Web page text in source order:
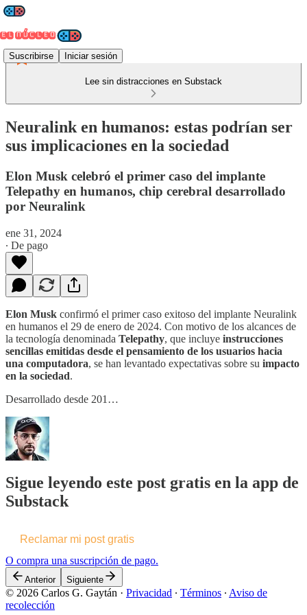
Suscribirse Iniciar sesión
Lee sin distracciones en Substack
Neuralink en humanos: estas podrían ser
sus implicaciones en la sociedad
Elon Musk celebró el primer caso del implante
Telepathy en humanos, chip cerebral desarrollado
por Neuralink
ene 31, 2024
∙ De pago
Elon Musk confirmó el primer caso exitoso del implante Neuralink
en humanos el 29 de enero de 2024. Con motivo de los alcances de
la tecnología denominada Telepathy, que incluye instrucciones
sencillas emitidas desde el pensamiento de los usuarios hacia
una computadora, se han levantado expectativas sobre su impacto
en la sociedad.
Desarrollado desde 201…
Sigue leyendo este post gratis en la app de
Substack
Reclamar mi post gratis
O compra una suscripción de pago.
Anterior Siguiente
© 2026 Carlos G. Gaytán · Privacidad ∙ Términos ∙ Aviso de
recolección